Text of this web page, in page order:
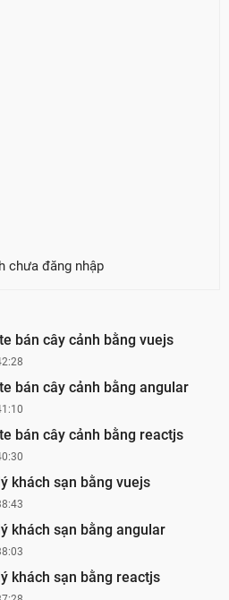
chưa đăng nhập
bán cây cảnh bằng vuejs
bán cây cảnh bằng angular
bán cây cảnh bằng reactjs
khách sạn bằng vuejs
khách sạn bằng angular
khách sạn bằng reactjs